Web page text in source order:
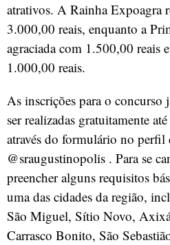
atrativos. A Rainha Expoagra
3.000,00 reais, enquanto a
agraciada com 1.500,00 reais
1.000,00 reais.
As inscrições para o concurso
ser realizadas gratuitamente
através do formulário no perfil
@sraugustinopolis . Para se
preencher alguns requisitos
uma das cidades da região,
São Miguel, Sítio Novo,
Carrasco Bonito, São